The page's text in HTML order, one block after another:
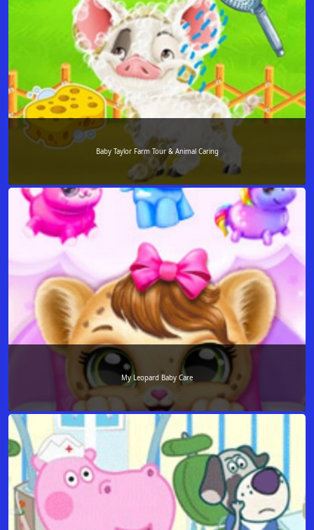
Baby Taylor Farm Tour & Animal Caring
My Leopard Baby Care